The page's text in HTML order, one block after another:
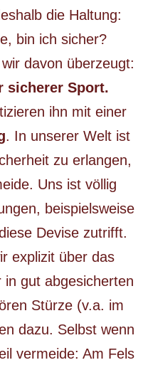
die Haltung:
bin ich sicher?
davon überzeugt:
sicherer Sport.
ihn mit einer
. In unserer Welt ist
zu erlangen,
Uns ist völlig
beispielsweise
Devise zutrifft.
explizit über das
gut abgesicherten
Stürze (v.a. im
dazu. Selbst wenn
vermeide: Am Fels